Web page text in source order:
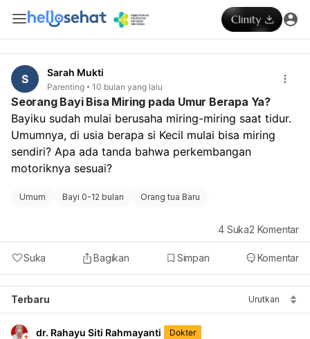
S Sarah Mukti
Parenting 10 bulan yang lalu
Seorang Bayi Bisa Miring pada Umur Berapa Ya?
Bayiku sudah mulai berusaha miring-miring saat tidur.
Umumnya, di usia berapa si Kecil mulai bisa miring
sendiri? Apa ada tanda bahwa perkembangan
motoriknya sesuai?
Umum Bayi 0-12 bulan Orang tua Baru
Suka Bagikan Simpan Komentar
4 Suka2 Komentar
Terbaru Urutkan
dr. Rahayu Siti Rahmayanti Dokter